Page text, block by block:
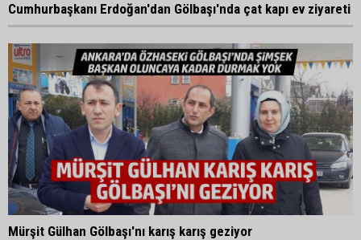
Cumhurbaşkanı Erdoğan'dan Gölbaşı'nda çat kapı ev ziyareti
Mürşit Gülhan Gölbaşı'nı karış karış geziyor